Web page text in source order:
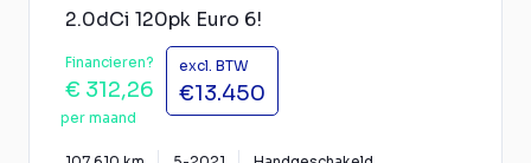
2.0dCi 120pk Euro 6!
Financieren?
€ 312,26
per maand
excl. BTW
€13.450